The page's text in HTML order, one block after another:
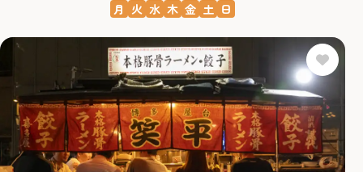
月 火 水 木 金 土 日